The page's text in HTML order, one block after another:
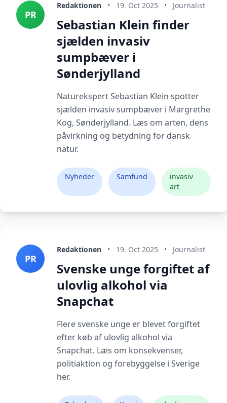
PR
Redaktionen • 19. Oct 2025 • Journalist
Sebastian Klein finder
sjælden invasiv
sumpbæver i
Sønderjylland
Naturekspert Sebastian Klein spotter
sjælden invasiv sumpbæver i Margrethe
Kog, Sønderjylland. Læs om arten, dens
påvirkning og betydning for dansk
natur.
Nyheder Samfund
invasiv
art
PR
Redaktionen • 19. Oct 2025 • Journalist
Svenske unge forgiftet af
ulovlig alkohol via
Snapchat
Flere svenske unge er blevet forgiftet
efter køb af ulovlig alkohol via
Snapchat. Læs om konsekvenser,
politiaktion og forebyggelse i Sverige
her.